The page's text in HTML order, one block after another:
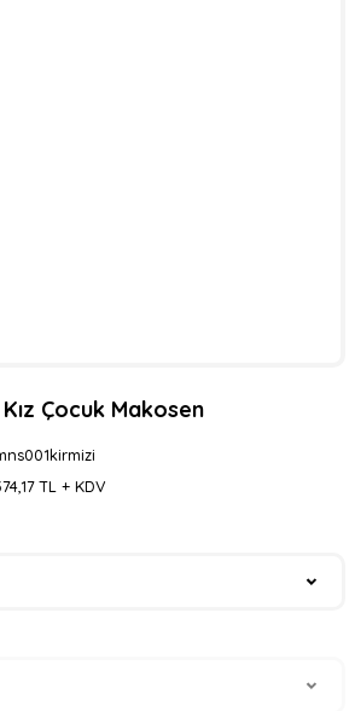
Kız Çocuk Makosen
TL + KDV